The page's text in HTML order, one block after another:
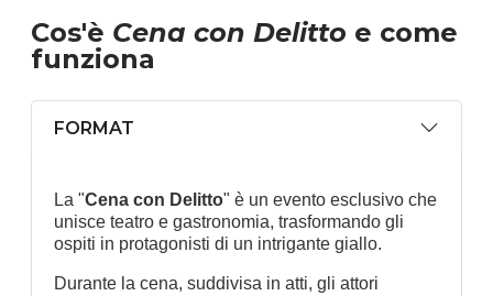
Cos'è Cena con Delitto e come
funziona
FORMAT
La "Cena con Delitto" è un evento esclusivo che
unisce teatro e gastronomia, trasformando gli
ospiti in protagonisti di un intrigante giallo.
Durante la cena, suddivisa in atti, gli attori